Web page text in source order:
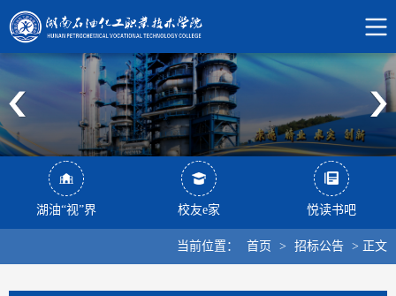
湖油“视”界 校友e家 悦读书吧
当前位置： 首页 > 招标公告 > 正文